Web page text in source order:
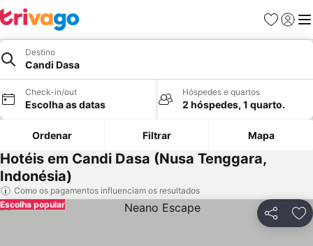
Favoritos
Iniciar
Destino
Candi Dasa
Check-in/out
Escolha as datas
Hóspedes e quartos
2 hóspedes, 1 quarto.
Ordenar Filtrar Mapa
Hotéis em Candi Dasa (Nusa Tenggara,
Indonésia)
Como os pagamentos influenciam os resultados
Partilhar
Escolha popular